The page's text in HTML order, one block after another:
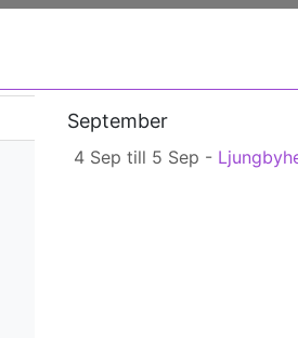
September
4 Sep till 5 Sep -